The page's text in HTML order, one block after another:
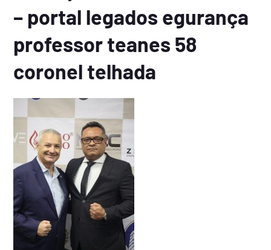
– portal legados egurança
professor teanes 58
coronel telhada